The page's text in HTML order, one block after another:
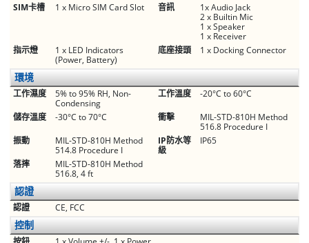
SIM卡槽 1 x Micro SIM Card Slot 音訊
1x Audio Jack
2 x Built​in Mic
1 x Speaker
1 x Receiver
指示燈
1 x LED Indicators
(Power, Battery)
底座接頭 1 x Docking Connector
環境
工作濕度
5% to 95% RH, Non-
Condensing
工作溫度
-20°C to 60°C
儲存溫度
-30°C to 70°C 衝擊
MIL-STD-810H Method
516.8 Procedure I
振動
MIL-STD-810H Method
514.8 Procedure I
IP防水等
級
IP65
落摔
MIL-STD-810H Method
516.8, 4 ft
認證
認證 CE, FCC
控制